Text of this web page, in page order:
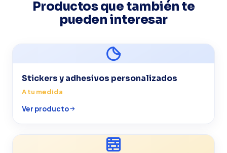
Productos que también te
pueden interesar
Stickers y adhesivos personalizados
A tu medida
Ver producto